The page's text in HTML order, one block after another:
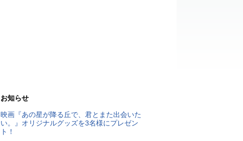
お知らせ
映画『あの星が降る丘で、君とまた出会いた
い。』オリジナルグッズを3名様にプレゼン
ト！